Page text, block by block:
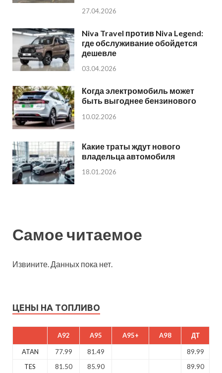
27.04.2026
Niva Travel против Niva Legend:
где обслуживание обойдется
дешевле
03.04.2026
Когда электромобиль может
быть выгоднее бензинового
10.02.2026
Какие траты ждут нового
владельца автомобиля
18.01.2026
Самое читаемое
Извините. Данных пока нет.
ЦЕНЫ НА ТОПЛИВО
A92 A95 A95+ A98 ДТ
ATAN 77.99 81.49
89.99
TES
81.50 85.90
89.90